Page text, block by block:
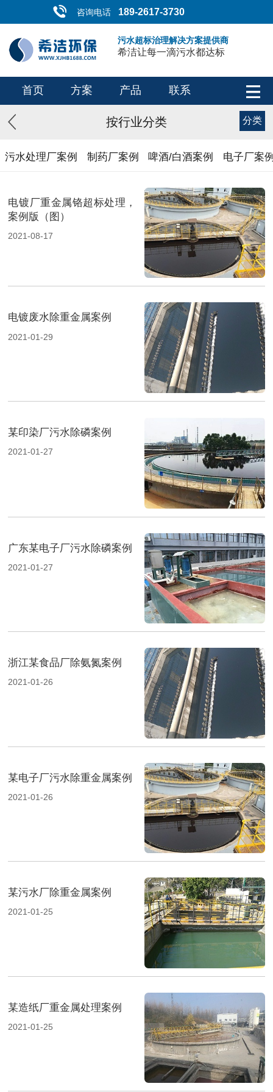
咨询电话 189-2617-3730
污水超标治理解决方案提供商
希洁让每一滴污水都达标
首页 方案 产品 联系
按行业分类 分类
污水处理厂案例 制药厂案例 啤酒/白酒案例 电子厂案
电镀厂重金属铬超标处理，
案例版（图）
2021-08-17
电镀废水除重金属案例
2021-01-29
某印染厂污水除磷案例
2021-01-27
广东某电子厂污水除磷案例
2021-01-27
浙江某食品厂除氨氮案例
2021-01-26
某电子厂污水除重金属案例
2021-01-26
某污水厂除重金属案例
2021-01-25
某造纸厂重金属处理案例
2021-01-25